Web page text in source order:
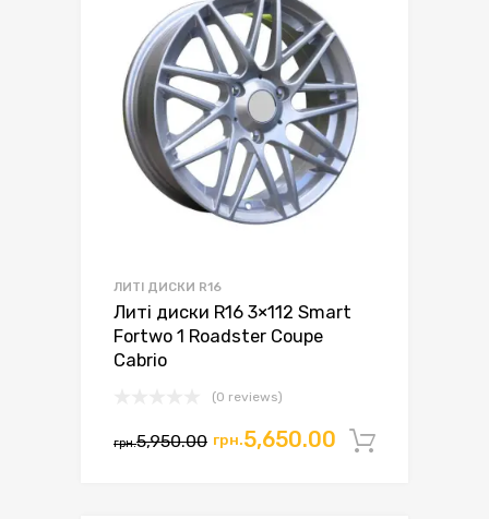
ЛИТІ ДИСКИ R16
Литі диски R16 3×112 Smart
Fortwo 1 Roadster Coupe
Cabrio
(0 reviews)
грн.5,950.00 Оригінальна
грн.5,650.00 Поточна